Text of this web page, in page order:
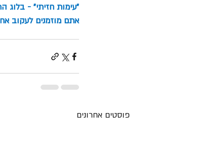
"עימות חזיתי" - בלוג
אתם מוזמנים לעקוב
פוסטים אחרונים